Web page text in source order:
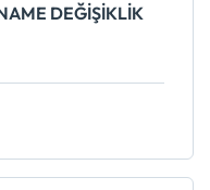
DEĞİŞİKLİK